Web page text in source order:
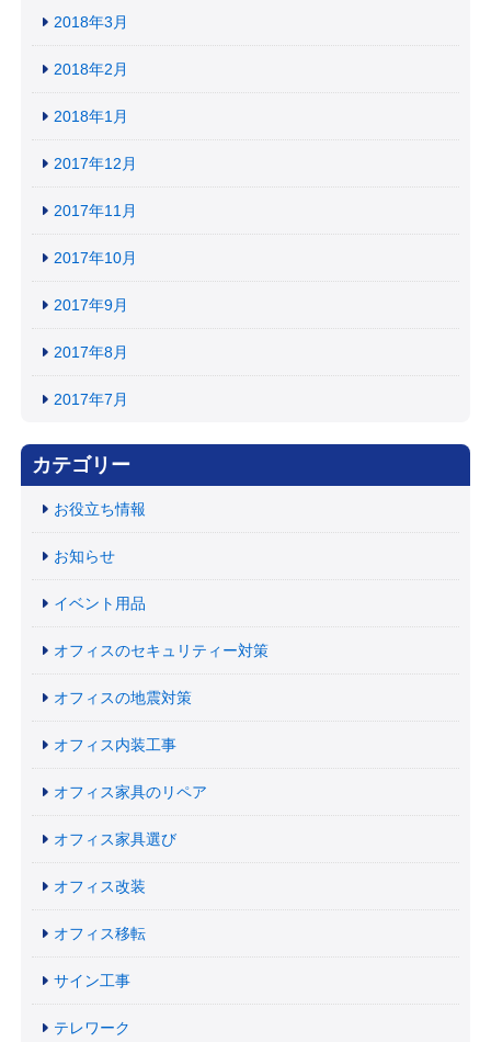
2018年3月
2018年2月
2018年1月
2017年12月
2017年11月
2017年10月
2017年9月
2017年8月
2017年7月
カテゴリー
お役立ち情報
お知らせ
イベント用品
オフィスのセキュリティー対策
オフィスの地震対策
オフィス内装工事
オフィス家具のリペア
オフィス家具選び
オフィス改装
オフィス移転
サイン工事
テレワーク